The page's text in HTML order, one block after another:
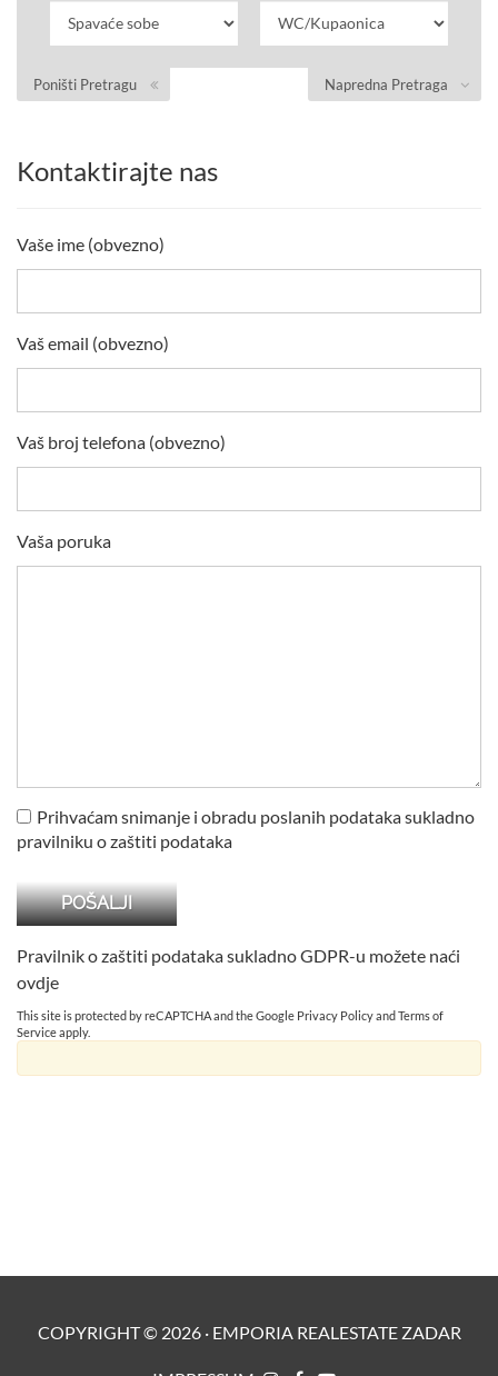
Napredna Pretraga
Poništi Pretragu
Kontaktirajte nas
Vaše ime (obvezno)
Vaš email (obvezno)
Vaš broj telefona (obvezno)
Vaša poruka
Prihvaćam snimanje i obradu poslanih podataka sukladno
pravilniku o zaštiti podataka
Pravilnik o zaštiti podataka sukladno GDPR-u možete naći
ovdje
This site is protected by reCAPTCHA and the Google Privacy PolicyandTerms of
Serviceapply.
COPYRIGHT © 2026· EMPORIA REALESTATE ZADAR